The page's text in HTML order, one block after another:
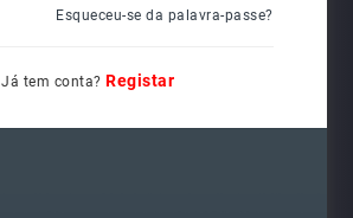
Esqueceu-se da palavra-passe?
Já tem conta? Registar